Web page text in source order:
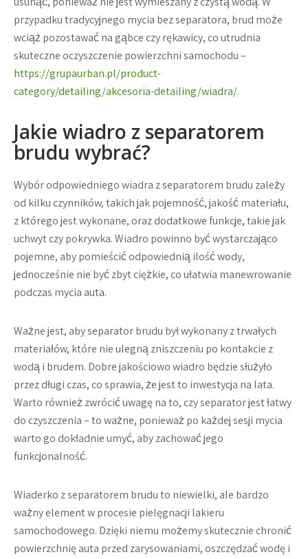
przypadku tradycyjnego mycia bez separatora, brud może
wciąż pozostawać na gąbce czy rękawicy, co utrudnia
skuteczne oczyszczenie powierzchni samochodu –
https://grupaurban.pl/product-
category/detailing/akcesoria-detailing/wiadra/.
Jakie wiadro z separatorem
brudu wybrać?
Wybór odpowiedniego wiadra z separatorem brudu zależy
od kilku czynników, takich jak pojemność, jakość materiału,
z którego jest wykonane, oraz dodatkowe funkcje, takie jak
uchwyt czy pokrywka. Wiadro powinno być wystarczająco
pojemne, aby pomieścić odpowiednią ilość wody,
jednocześnie nie być zbyt ciężkie, co ułatwia manewrowanie
podczas mycia auta.
Ważne jest, aby separator brudu był wykonany z trwałych
materiałów, które nie ulegną zniszczeniu po kontakcie z
wodą i brudem. Dobre jakościowo wiadro będzie służyło
przez długi czas, co sprawia, że jest to inwestycja na lata.
Warto również zwrócić uwagę na to, czy separator jest łatwy
do czyszczenia – to ważne, ponieważ po każdej sesji mycia
warto go dokładnie umyć, aby zachować jego
funkcjonalność.
Wiaderko z separatorem brudu to niewielki, ale bardzo
ważny element w procesie pielęgnacji lakieru
samochodowego. Dzięki niemu możemy skutecznie chronić
powierzchnię auta przed zarysowaniami, oszczędzać wodę i